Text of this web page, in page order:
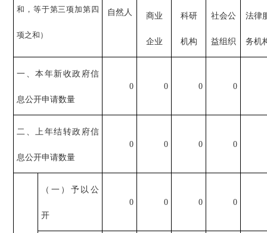
和，等于第三项加第四
项之和）
自然人 商业
企业
科研
机构
社会公
益组织
法律
务机
一、本年新收政府信
息公开申请数量
0 0 0 0
二、上年结转政府信
息公开申请数量
0 0 0 0
（一）予以公
开
0 0 0 0